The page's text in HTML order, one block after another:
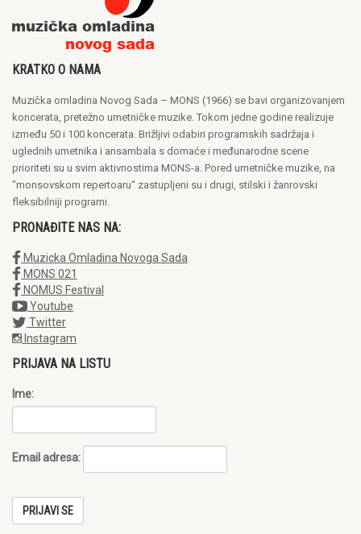
KRATKO O NAMA
Muzička omladina Novog Sada – MONS (1966) se bavi organizovanjem
koncerata, pretežno umetničke muzike. Tokom jedne godine realizuje
između 50 i 100 koncerata. Brižljivi odabiri programskih sadržaja i
uglednih umetnika i ansambala s domaće i međunarodne scene
prioriteti su u svim aktivnostima MONS-a. Pored umetničke muzike, na
"monsovskom repertoaru“ zastupljeni su i drugi, stilski i žanrovski
fleksibilniji programi.
PRONAĐITE NAS NA:
Muzicka Omladina Novoga Sada
MONS 021
NOMUS Festival
Youtube
Twitter
Instagram
PRIJAVA NA LISTU
Ime:
Email adresa: